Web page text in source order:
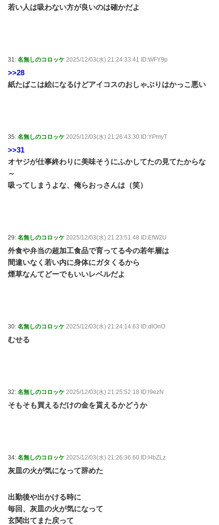
若い人は吸わない方が良いのは確かだよ
31: 名無しのコロッケ 2025/12/03(水) 21:24:33.41 ID:WFY9p
>>28
紙たばこは絵になるけどアイコスのおしゃぶりはかっこ悪い
35: 名無しのコロッケ 2025/12/03(水) 21:26:43.30 ID:YPmyT
>>31
オヤジが仕事終わりに美味そうにふかしてたの見てたからな
～
吸ってしまうよな、俺らおっさんは（笑）
29: 名無しのコロッケ 2025/12/03(水) 21:23:51.48 ID:EfW2U
外食や弁当の超加工食品で育ってる今の若年層は
間違いなく若い内に身体にガタくるから
煙草なんてどーでもいいレベルだよ
30: 名無しのコロッケ 2025/12/03(水) 21:24:14.63 ID:dlOnO
むせる
32: 名無しのコロッケ 2025/12/03(水) 21:25:52.18 ID:l9ezN
そもそも買えるだけの金を貰えるかどうか
34: 名無しのコロッケ 2025/12/03(水) 21:26:36.60 ID:HbZLz
灰皿の火が気になって辞めた
出勤後や出かける時に
毎回、灰皿の火が気になって
玄関出てまた戻って